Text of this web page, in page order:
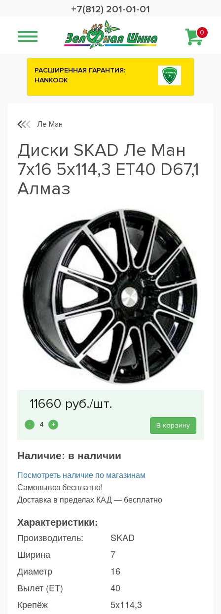
+7(812) 201-01-01
0
Сashback 2500 рублей на зимние
Ле Ман
Диски SKAD Ле Ман
7x16 5x114,3 ET40 D67,1
Алмаз
В корзину
Наличие: в наличии
Посмотреть наличие по магазинам
Самовывоз бесплатно!
Доставка в пределах КАД — бесплатно
Характеристики:
Производитель:
SKAD
Ширина
7
Диаметр
16
Вылет (ET)
40
Крепёж
5x114,3